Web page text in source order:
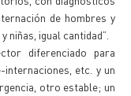
de hombres y
niñas, igual cantidad”.
diferenciado para
internaciones, etc. y un
otro estable; un